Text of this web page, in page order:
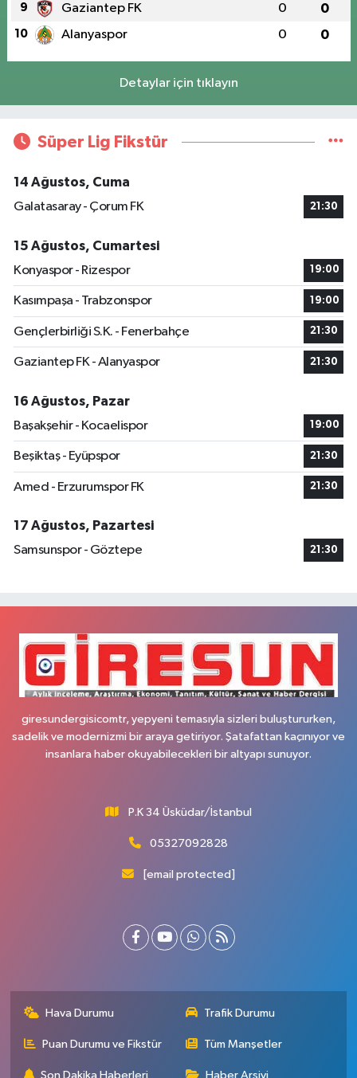
9 Gaziantep FK 0 0
10 Alanyaspor 0 0
Detaylar için tıklayın
Süper Lig Fikstür
14 Ağustos, Cuma
Galatasaray - Çorum FK
21:30
15 Ağustos, Cumartesi
Konyaspor - Rizespor
19:00
Kasımpaşa - Trabzonspor 19:00
Gençlerbirliği S.K. - Fenerbahçe 21:30
Gaziantep FK - Alanyaspor 21:30
16 Ağustos, Pazar
Başakşehir - Kocaelispor
19:00
Beşiktaş - Eyüpspor 21:30
Amed - Erzurumspor FK 21:30
17 Ağustos, Pazartesi
Samsunspor - Göztepe
21:30
giresundergisicomtr, yepyeni temasıyla sizleri buluştururken,
sadelik ve modernizmi bir araya getiriyor. Şatafattan kaçınıyor ve
insanlara haber okuyabilecekleri bir altyapı sunuyor.
P.K 34 Üsküdar/İstanbul
05327092828
[email protected]
Hava Durumu Trafik Durumu
Puan Durumu ve Fikstür Tüm Manşetler
Son Dakika Haberleri Haber Arşivi